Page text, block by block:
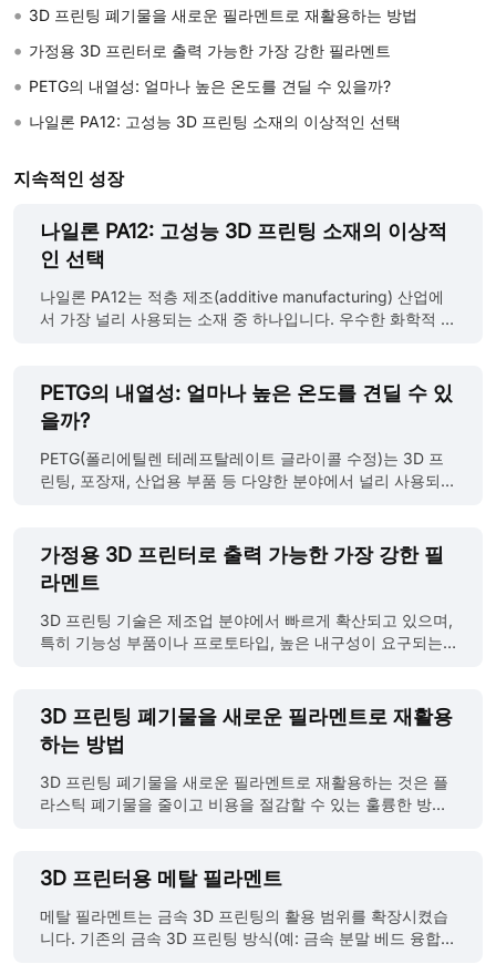
• 3D 프린팅 폐기물을 새로운 필라멘트로 재활용하는 방법
• 가정용 3D 프린터로 출력 가능한 가장 강한 필라멘트
• PETG의 내열성: 얼마나 높은 온도를 견딜 수 있을까?
• 나일론 PA12: 고성능 3D 프린팅 소재의 이상적인 선택
지속적인 성장
나일론 PA12: 고성능 3D 프린팅 소재의 이상적
인 선택
나일론 PA12는 적층 제조(additive manufacturing) 산업에
서 가장 널리 사용되는 소재 중 하나입니다. 우수한 화학적 저
습니다. 본 글에서는 나일론 PA12의 주요 특성, 장점, 그리고
응용 분야에 대해 설명합니다. JLC3DP 나일론 PA12 프린팅
제품 Nylon PA 12는 나일론 12라고도 불리는 합성 열가소성
고분자입니다. 이름 속 "12"는 분자 구조에 포함된 12개의 탄
소 원자를 의미합니다. 열가소성 수지인 나일론 12는 약
175°C의 녹는점을 가지며, 이는 나일론 계열 중 가장 낮아 다
Filament Fabrication), SLS(Selective Laser Sintering),
MJF(Multi Jet Fusion) 등 여러 가지 3D 프린팅 기술에서 활
용 가능합니다. SL......
PETG의 내열성: 얼마나 높은 온도를 견딜 수 있
을까?
PETG(폴리에틸렌 테레프탈레이트 글라이콜 수정)는 3D 프
린팅, 포장재, 산업용 부품 등 다양한 분야에서 널리 사용되는
는 선택지로 자리 잡고 있습니다. 그렇다면 PETG는 고온 환
경에서도 안정적으로 사용할 수 있을까요? 어느 정도의 온도
까지 견딜 수 있을까요? 이 글에서는 PETG의 내열 특성에 대
해 자세히 알아보고, PETG가 실제로 사용되는 환경에서 어느
정도까지 열을 견딜 수 있는지 분석해 보겠습니다. PETG의
온도 범위 PETG의 유리전이온도(Tg)는 일반적으로 75°C에
드러워지며 기계적 강도를 일부 잃기 시작합니다. (유리전이
온도란 재료가 단단하고 깨지기 쉬운 상태에서 일정한 탄성
과 유동성을 가진 상태로 전환되는 온도를 의미합니다. 열가
......
가정용 3D 프린터로 출력 가능한 가장 강한 필
라멘트
3D 프린팅 기술은 제조업 분야에서 빠르게 확산되고 있으며,
특히 기능성 부품이나 프로토타입, 높은 내구성이 요구되는
택하면 출력된 부품이 실제 사용 환경에서도 충분한 기계적
특성과 내구성을 확보할 수 있습니다. 현재 가정용 FDM 3D
프린터로도 출력 가능한 고강도 필라멘트들이 다양하게 출시
되고 있으며, 제조 현장에서도 실용적으로 활용되고 있습니
다. 이번 글에서는 가정용 3D 프린터로 사용할 수 있는 고강
트(PC) ● 강도: 폴리카보네이트는 탁월한 충격 저항성과 기
계적 강도를 자랑하는 소재입니다. ● 특징:110°C 이상의 고
온에서도 견딜 수 있는 높은 내열성, 뛰어난 인성과 유연성을
갖추고 있습니다. ● 적합한 용도: 기능성 부품, 자동차 부품,
보호 장......
3D 프린팅 폐기물을 새로운 필라멘트로 재활용
하는 방법
3D 프린팅 폐기물을 새로운 필라멘트로 재활용하는 것은 플
라스틱 폐기물을 줄이고 비용을 절감할 수 있는 훌륭한 방법
할 수 있는 필라멘트로 만드는 일련의 절차를 포함합니다. 다
음은 재활용 필라멘트를 직접 만들어보고 싶은 분들을 위한
단계별 가이드입니다: Step 1: 폐기물 수집 및 분류 폐기물 유
형: 실패한 출력물, 지지 구조물, 자투리 등을 수집합니다. 이
3D 프린터용 메탈 필라멘트
메탈 필라멘트는 금속 3D 프린팅의 활용 범위를 확장시켰습
니다. 기존의 금속 3D 프린팅 방식(예: 금속 분말 베드 융합이